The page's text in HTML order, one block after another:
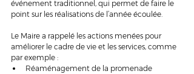
événement traditionnel, qui permet de faire le
point sur les réalisations de l’année écoulée.
Le Maire a rappelé les actions menées pour
améliorer le cadre de vie et les services, comme
par exemple :
Réaménagement de la promenade